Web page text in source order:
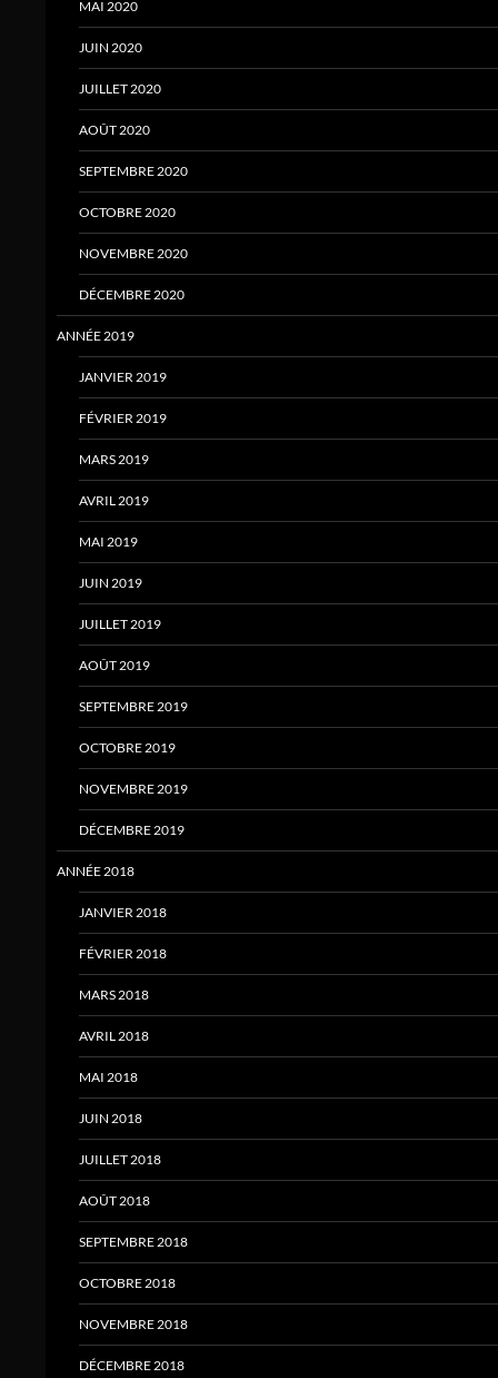
MAI 2020
JUIN 2020
JUILLET 2020
AOÛT 2020
SEPTEMBRE 2020
OCTOBRE 2020
NOVEMBRE 2020
DÉCEMBRE 2020
ANNÉE 2019
JANVIER 2019
FÉVRIER 2019
MARS 2019
AVRIL 2019
MAI 2019
JUIN 2019
JUILLET 2019
AOÛT 2019
SEPTEMBRE 2019
OCTOBRE 2019
NOVEMBRE 2019
DÉCEMBRE 2019
ANNÉE 2018
JANVIER 2018
FÉVRIER 2018
MARS 2018
AVRIL 2018
MAI 2018
JUIN 2018
JUILLET 2018
AOÛT 2018
SEPTEMBRE 2018
OCTOBRE 2018
NOVEMBRE 2018
DÉCEMBRE 2018